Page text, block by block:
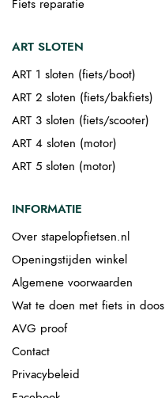
Fiets reparatie
ART SLOTEN
ART 1 sloten (fiets/boot)
ART 2 sloten (fiets/bakfiets)
ART 3 sloten (fiets/scooter)
ART 4 sloten (motor)
ART 5 sloten (motor)
INFORMATIE
Over stapelopfietsen.nl
Openingstijden winkel
Algemene voorwaarden
Wat te doen met fiets in doos
AVG proof
Contact
Privacybeleid